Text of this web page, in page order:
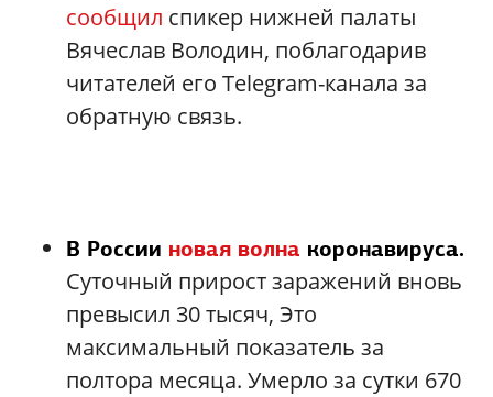
сообщил спикер нижней палаты
Вячеслав Володин, поблагодарив
читателей его Telegram-канала за
обратную связь.
В России новая волна коронавируса.
Суточный прирост заражений вновь
превысил 30 тысяч, Это
максимальный показатель за
полтора месяца. Умерло за сутки 670